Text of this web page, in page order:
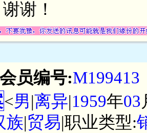
谢！
会员编号:M199413
<男|离异|1959年03
族|贸易|职业类型: